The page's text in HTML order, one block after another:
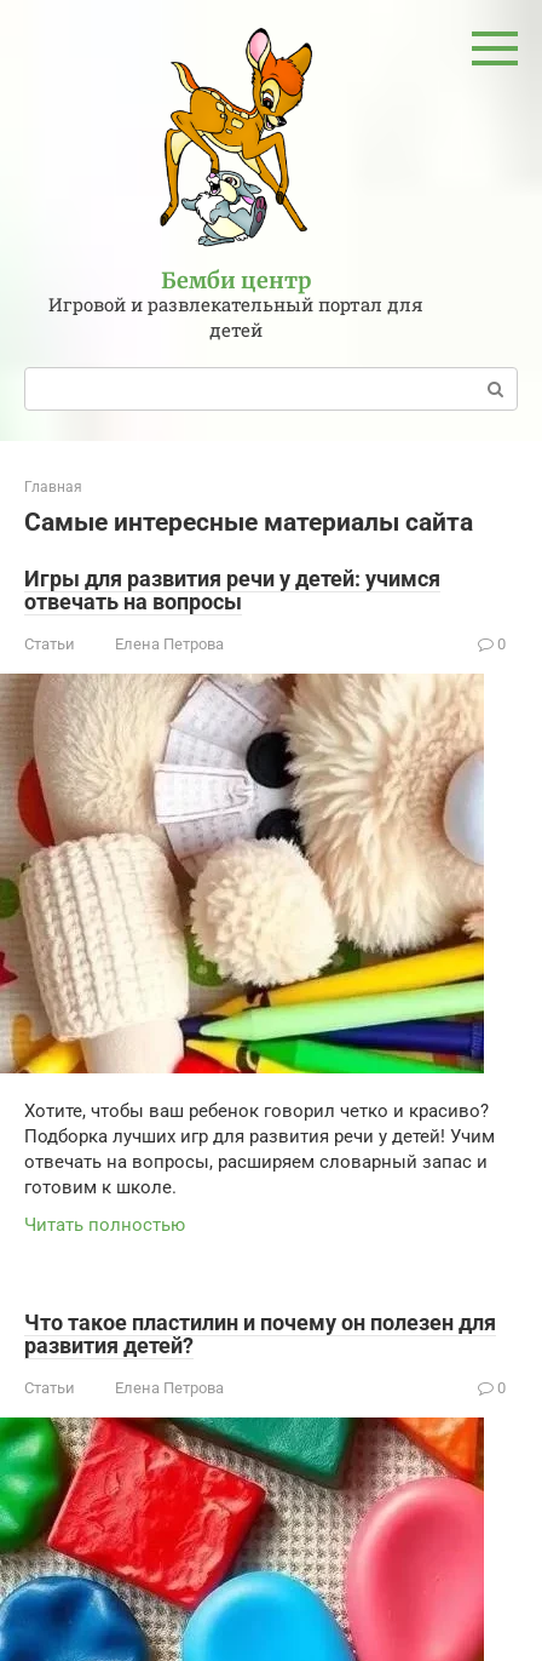
Бемби центр
Игровой и развлекательный портал для
детей
Поиск:
Главная
Самые интересные материалы сайта
Игры для развития речи у детей: учимся
отвечать на вопросы
Статьи Елена Петрова 0
Хотите, чтобы ваш ребенок говорил четко и красиво?
Подборка лучших игр для развития речи у детей! Учим
отвечать на вопросы, расширяем словарный запас и
готовим к школе.
Читать полностью
Что такое пластилин и почему он полезен для
развития детей?
Статьи Елена Петрова 0